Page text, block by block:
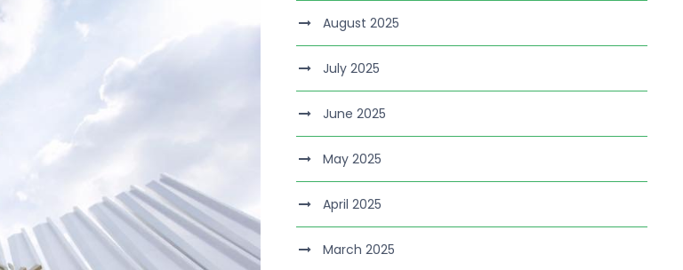
August 2025
July 2025
June 2025
May 2025
April 2025
March 2025